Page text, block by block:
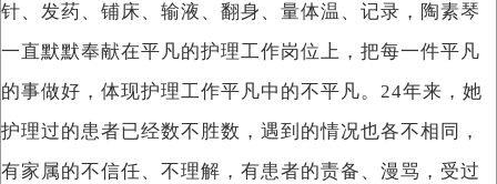
针、发药、铺床、输液、翻身、量体温、记录，陶素琴
一直默默奉献在平凡的护理工作岗位上，把每一件平凡
的事做好，体现护理工作平凡中的不平凡。24年来，她
护理过的患者已经数不胜数，遇到的情况也各不相同，
有家属的不信任、不理解，有患者的责备、漫骂，受过